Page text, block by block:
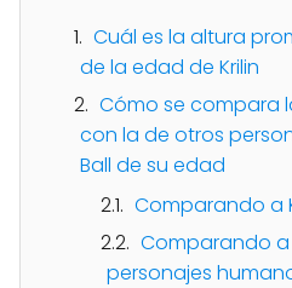
Cuál es la altura
de la edad de Krilin
Cómo se compara
con la de otros
Ball de su edad
Comparando a
Comparando a
personajes